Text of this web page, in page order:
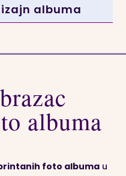
tijekom pripreme za
kraće tekstove,
za knjige za bebe;
za otiske dlana i
imena djeteta, prikaz
albuma
albuma
foto albuma u